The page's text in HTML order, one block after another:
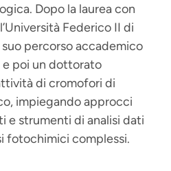
Dopo la laurea con
Federico II di
percorso accademico
e poi un dottorato
di cromofori di
impiegando approcci
e strumenti di analisi dati
fotochimici complessi.